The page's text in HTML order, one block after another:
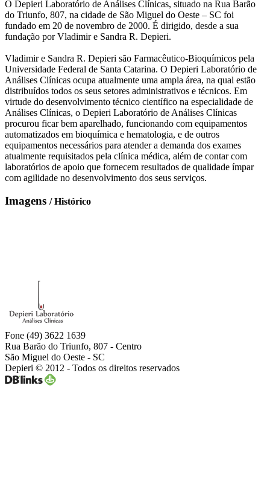
O Depieri Laboratório de Análises Clínicas, situado na Rua Barão
do Triunfo, 807, na cidade de São Miguel do Oeste – SC foi
fundado em 20 de novembro de 2000. É dirigido, desde a sua
fundação por Vladimir e Sandra R. Depieri.
Vladimir e Sandra R. Depieri são Farmacêutico-Bioquímicos pela
Universidade Federal de Santa Catarina. O Depieri Laboratório de
Análises Clínicas ocupa atualmente uma ampla área, na qual estão
distribuídos todos os seus setores administrativos e técnicos. Em
virtude do desenvolvimento técnico científico na especialidade de
Análises Clínicas, o Depieri Laboratório de Análises Clínicas
procurou ficar bem aparelhado, funcionando com equipamentos
automatizados em bioquímica e hematologia, e de outros
equipamentos necessários para atender a demanda dos exames
atualmente requisitados pela clínica médica, além de contar com
laboratórios de apoio que fornecem resultados de qualidade ímpar
com agilidade no desenvolvimento dos seus serviços.
Imagens / Histórico
Fone (49) 3622 1639
Rua Barão do Triunfo, 807 - Centro
São Miguel do Oeste - SC
Depieri © 2012 - Todos os direitos reservados